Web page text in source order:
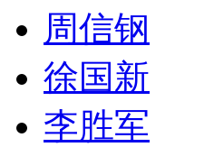
周信钢
徐国新
李胜军